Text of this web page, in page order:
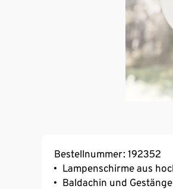
Bestellnummer: 192352
Lampenschirme aus
Baldachin und